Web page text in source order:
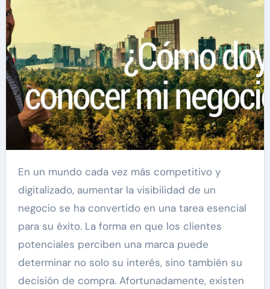
En un mundo cada vez más competitivo y
digitalizado, aumentar la visibilidad de un
negocio se ha convertido en una tarea esencial
para su éxito. La forma en que los clientes
potenciales perciben una marca puede
determinar no solo su interés, sino también su
decisión de compra. Afortunadamente, existen